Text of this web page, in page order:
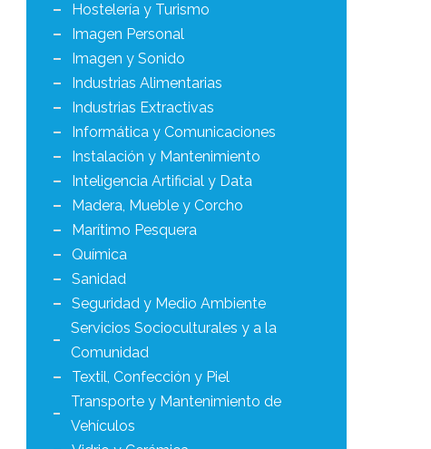
Hostelería y Turismo
Imagen Personal
Imagen y Sonido
Industrias Alimentarias
Industrias Extractivas
Informática y Comunicaciones
Instalación y Mantenimiento
Inteligencia Artificial y Data
Madera, Mueble y Corcho
Marítimo Pesquera
Química
Sanidad
Seguridad y Medio Ambiente
Servicios Socioculturales y a la
Comunidad
Textil, Confección y Piel
Transporte y Mantenimiento de
Vehículos